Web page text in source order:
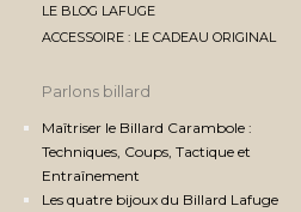
LE BLOG LAFUGE
ACCESSOIRE : LE CADEAU ORIGINAL
Parlons billard
Maîtriser le Billard Carambole :
Techniques, Coups, Tactique et
Entraînement
Les quatre bijoux du Billard Lafuge